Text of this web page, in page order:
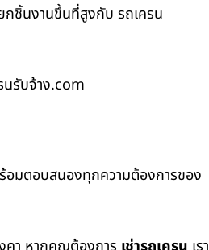
กชิ้นงานขึ้นที่สูงกับ รถเครน
รับจ้าง.com
อมตอบสนองทุกความต้องการของ